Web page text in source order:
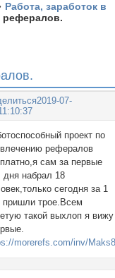
Работа, заработок в
2019-07-
проект по
рефералов
сам за первые
дня набрал 18
сегодня за 1
пришли трое.Всем
такой выхлоп я вижу
morerefs.com/inv/